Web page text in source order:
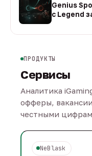
Genius
с Legend
ПРОДУКТЫ
Сервисы
Аналитика
офферы,
честными
NeBlask